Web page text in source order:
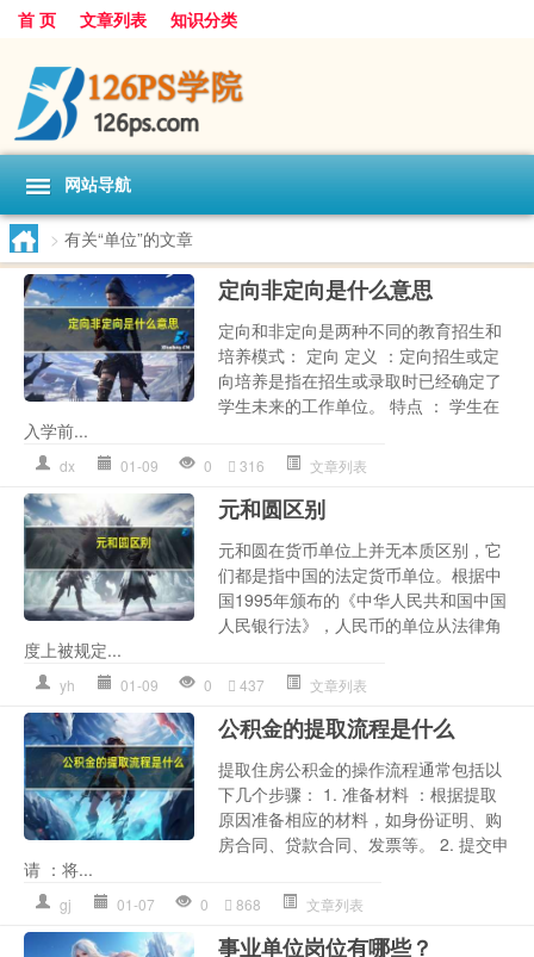
首 页 文章列表 知识分类
网站导航
> 有关“单位”的文章
定向非定向是什么意思
定向和非定向是两种不同的教育招生和
培养模式： 定向 定义 ：定向招生或定
向培养是指在招生或录取时已经确定了
学生未来的工作单位。 特点 ： 学生在
入学前...
dx 01-09 0 316 文章列表
元和圆区别
元和圆在货币单位上并无本质区别，它
们都是指中国的法定货币单位。根据中
国1995年颁布的《中华人民共和国中国
人民银行法》，人民币的单位从法律角
度上被规定...
yh 01-09 0 437 文章列表
公积金的提取流程是什么
提取住房公积金的操作流程通常包括以
下几个步骤： 1. 准备材料 ：根据提取
原因准备相应的材料，如身份证明、购
房合同、贷款合同、发票等。 2. 提交申
请 ：将...
gj 01-07 0 868 文章列表
事业单位岗位有哪些？